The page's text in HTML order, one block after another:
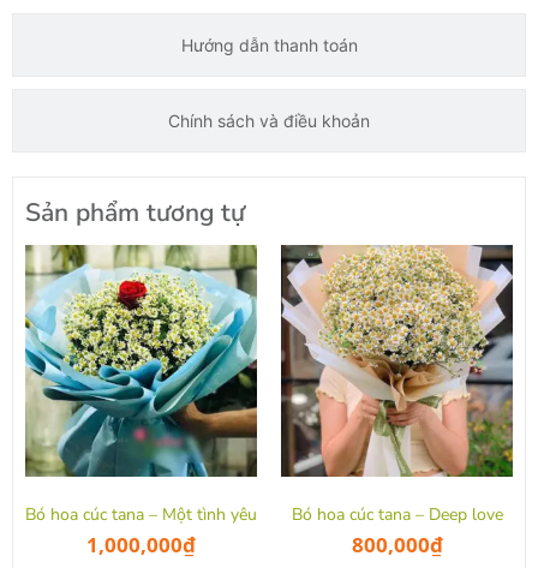
Hướng dẫn thanh toán
Chính sách và điều khoản
Sản phẩm tương tự
Bó hoa cúc tana – Một tình yêu
1,000,000₫
Bó hoa cúc tana – Deep love
800,000₫